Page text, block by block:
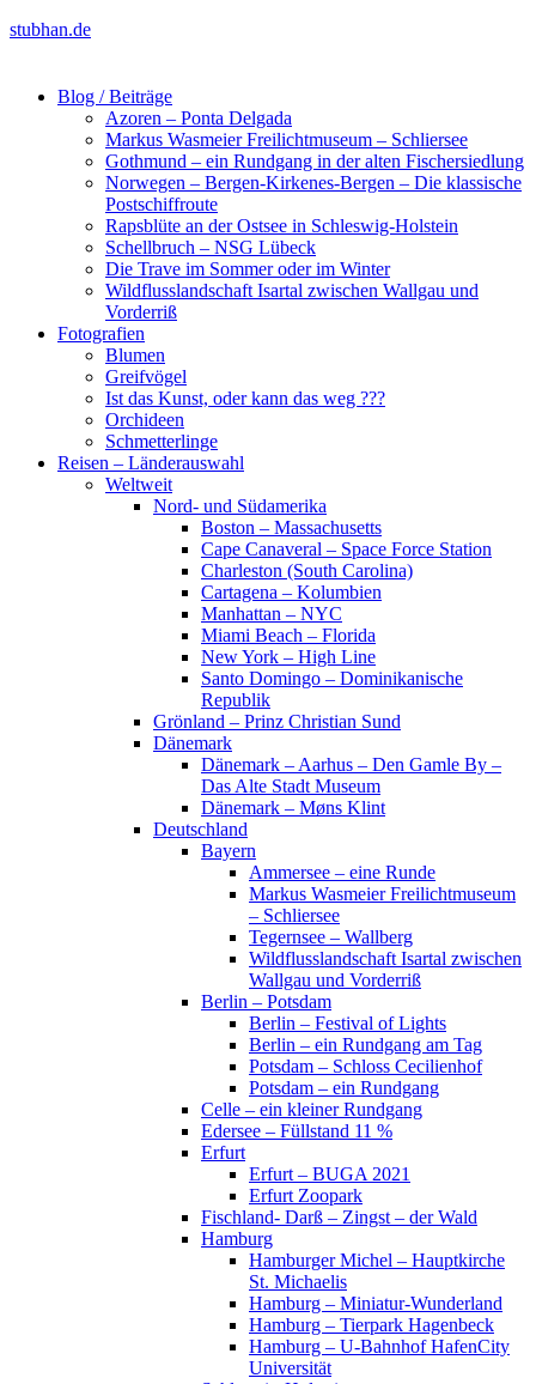
stubhan.de
Blog / Beiträge
Azoren – Ponta Delgada
Markus Wasmeier Freilichtmuseum – Schliersee
Gothmund – ein Rundgang in der alten Fischersiedlung
Norwegen – Bergen-Kirkenes-Bergen – Die klassische
Postschiffroute
Rapsblüte an der Ostsee in Schleswig-Holstein
Schellbruch – NSG Lübeck
Die Trave im Sommer oder im Winter
Wildflusslandschaft Isartal zwischen Wallgau und
Vorderriß
Fotografien
Blumen
Greifvögel
Ist das Kunst, oder kann das weg ???
Orchideen
Schmetterlinge
Reisen – Länderauswahl
Weltweit
Nord- und Südamerika
Boston – Massachusetts
Cape Canaveral – Space Force Station
Charleston (South Carolina)
Cartagena – Kolumbien
Manhattan – NYC
Miami Beach – Florida
New York – High Line
Santo Domingo – Dominikanische
Republik
Grönland – Prinz Christian Sund
Dänemark
Dänemark – Aarhus – Den Gamle By –
Das Alte Stadt Museum
Dänemark – Møns Klint
Deutschland
Bayern
Ammersee – eine Runde
Markus Wasmeier Freilichtmuseum
– Schliersee
Tegernsee – Wallberg
Wildflusslandschaft Isartal zwischen
Wallgau und Vorderriß
Berlin – Potsdam
Berlin – Festival of Lights
Berlin – ein Rundgang am Tag
Potsdam – Schloss Cecilienhof
Potsdam – ein Rundgang
Celle – ein kleiner Rundgang
Edersee – Füllstand 11 %
Erfurt
Erfurt – BUGA 2021
Erfurt Zoopark
Fischland- Darß – Zingst – der Wald
Hamburg
Hamburger Michel – Hauptkirche
St. Michaelis
Hamburg – Miniatur-Wunderland
Hamburg – Tierpark Hagenbeck
Hamburg – U-Bahnhof HafenCity
Universität